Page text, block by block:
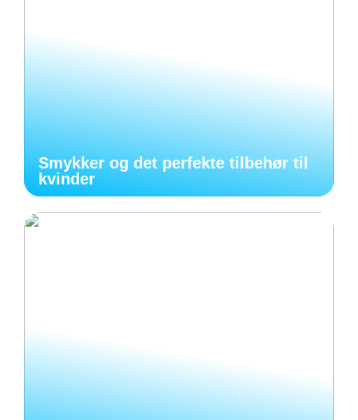
Smykker og det perfekte tilbehør til
kvinder